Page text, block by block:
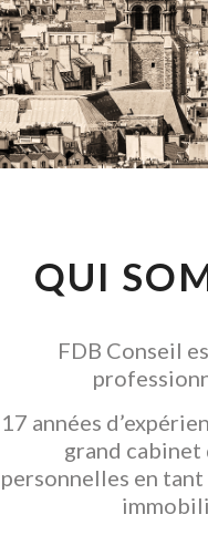
QUI
FDB Conseil
17 années
grand cabinet
personnelles en tant